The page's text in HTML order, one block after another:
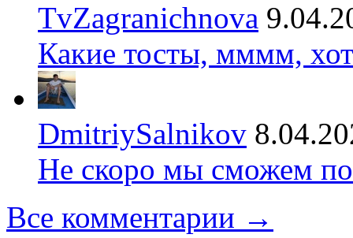
TvZagranichnova
Какие тосты, мммм,
DmitriySalnikov
Не скоро мы сможем
Все комментарии →